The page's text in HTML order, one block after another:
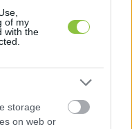
of my
with the
storage
on web or
össze is
elfogytak a régi
tudnának
hogyan
elmúlt években.